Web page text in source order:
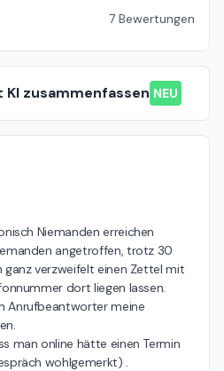
7 Bewertungen
zusammenfassen NEU
Niemanden erreichen
angetroffen, trotz 30
ganz verzweifelt einen Zettel mit
dort liegen lassen.
Anrufbeantworter meine
man online hätte einen Termin
wohlgemerkt) .